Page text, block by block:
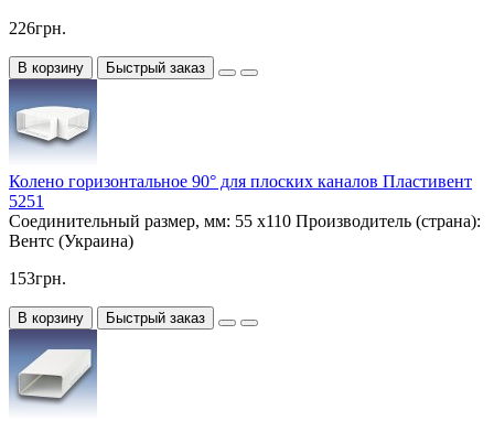
226грн.
В корзину Быстрый заказ
Колено горизонтальное 90° для плоских каналов Пластивент
5251
Соединительный размер, мм: 55 х110 Производитель (страна):
Вентс (Украина)
153грн.
В корзину Быстрый заказ